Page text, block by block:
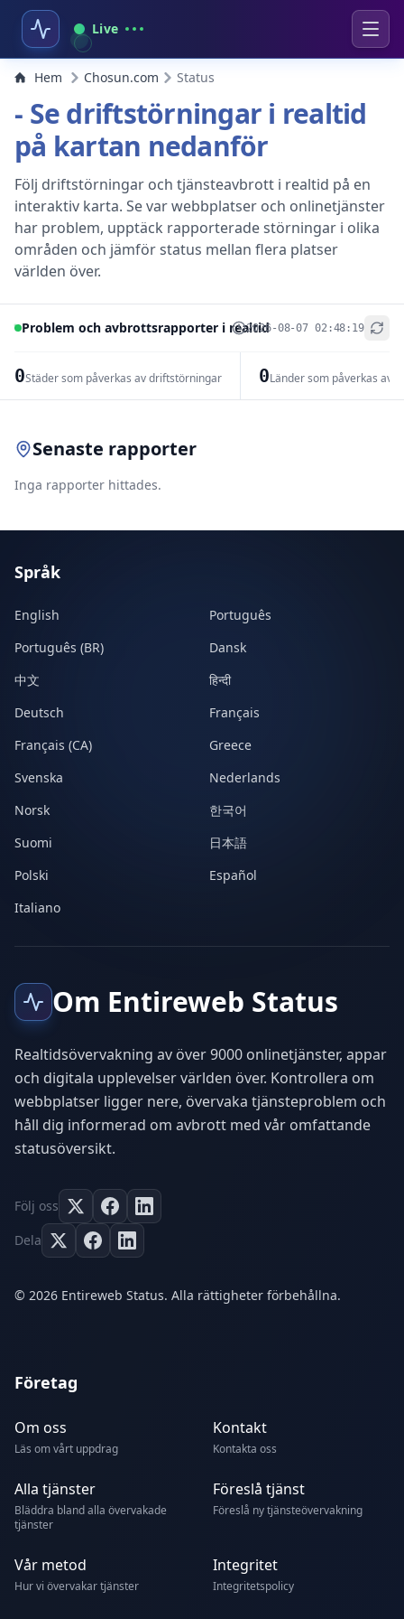
Live
Hem Chosun.com Status
- Se driftstörningar i realtid
på kartan nedanför
Följ driftstörningar och tjänsteavbrott i realtid på en
interaktiv karta. Se var webbplatser och onlinetjänster
har problem, upptäck rapporterade störningar i olika
områden och jämför status mellan flera platser
världen över.
Problem och avbrottsrapporter i realtid2026-08-07 02:48:19
0Städer som påverkas av driftstörningar 0Länder som påverkas av
+
Senaste rapporter
Inga rapporter hittades.
Språk
English
Português
Português (BR)
Dansk
中文
हिन्दी
Deutsch
Français
Français (CA)
Greece
Svenska
Nederlands
Norsk
한국어
Suomi
日本語
Polski
Español
Italiano
Om Entireweb Status
Realtidsövervakning av över 9000 onlinetjänster, appar
och digitala upplevelser världen över. Kontrollera om
webbplatser ligger nere, övervaka tjänsteproblem och
håll dig informerad om avbrott med vår omfattande
statusöversikt.
Följ oss
Dela
© 2026 Entireweb Status. Alla rättigheter förbehållna.
Företag
Om oss
Läs om vårt uppdrag
Kontakt
Kontakta oss
Alla tjänster
Bläddra bland alla övervakade
tjänster
Föreslå tjänst
Föreslå ny tjänsteövervakning
Vår metod
Hur vi övervakar tjänster
Integritet
Integritetspolicy